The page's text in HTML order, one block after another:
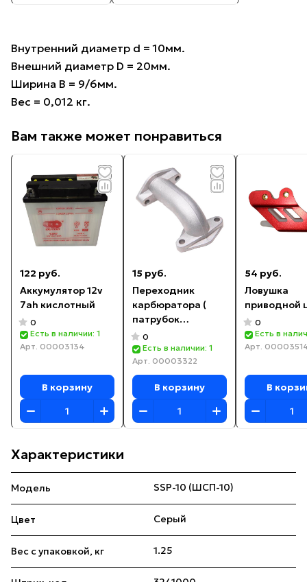
Внутренний диаметр d = 10мм.
Внешний диаметр D = 20мм.
Ширина B = 9/6мм.
Вес = 0,012 кг.
Вам также может понравиться
122 руб.
Аккумулятор 12v
7ah кислотный
0
Есть в наличии: 1
Арт. 00003134
В корзину
15 руб.
Переходник
карбюратора (
патрубок
впускной ) 147FMH
70-110cc Alpha
0
Есть в наличии: 1
Арт. 00003322
В корзину
54 руб.
Ловушка
приводной
0
Есть в
Арт.
В
Характеристики
Модель SSP-10 (ШСП-10)
Цвет Серый
Вес с упаковкой, кг 1.25